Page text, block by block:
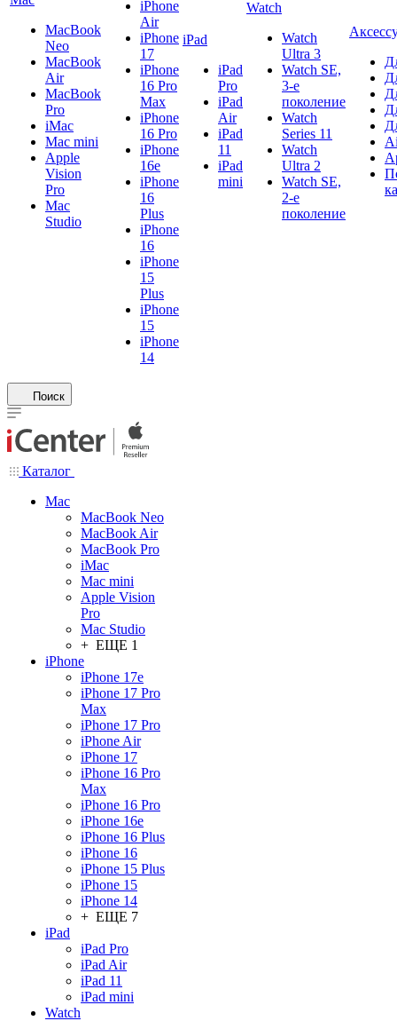
MacBook
Neo
MacBook
Air
MacBook
Pro
iMac
Mac mini
Apple
Vision
Pro
Mac
Studio
iPhone
Air
iPhone
17
iPhone
16 Pro
Max
iPhone
16 Pro
iPhone
16e
iPhone
16
Plus
iPhone
16
iPhone
15
Plus
iPhone
15
iPhone
14
iPad
iPad
Pro
iPad
Air
iPad
11
iPad
mini
Watch
Watch
Ultra 3
Watch SE,
3-е
поколение
Watch
Series 11
Watch
Ultra 2
Watch SE,
2-е
поколение
Поиск
Каталог
Mac
MacBook Neo
MacBook Air
MacBook Pro
iMac
Mac mini
Apple Vision
Pro
Mac Studio
+ ЕЩЕ 1
iPhone
iPhone 17e
iPhone 17 Pro
Max
iPhone 17 Pro
iPhone Air
iPhone 17
iPhone 16 Pro
Max
iPhone 16 Pro
iPhone 16e
iPhone 16 Plus
iPhone 16
iPhone 15 Plus
iPhone 15
iPhone 14
+ ЕЩЕ 7
iPad
iPad Pro
iPad Air
iPad 11
iPad mini
Watch